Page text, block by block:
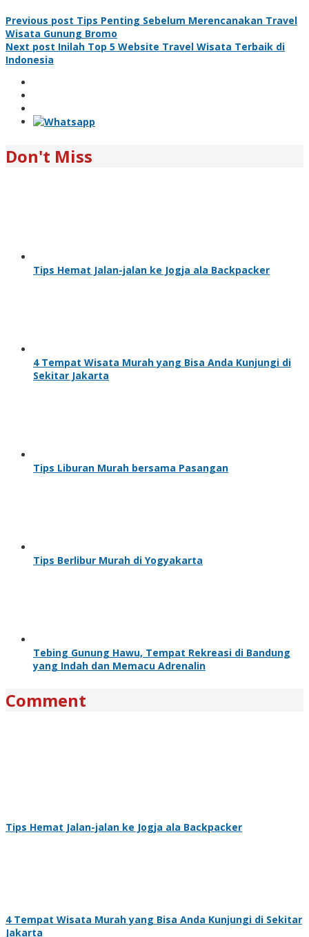
Previous post Tips Penting Sebelum Merencanakan Travel
Wisata Gunung Bromo
Next post Inilah Top 5 Website Travel Wisata Terbaik di
Indonesia
Don't Miss
Tips Hemat Jalan-jalan ke Jogja ala Backpacker
4 Tempat Wisata Murah yang Bisa Anda Kunjungi di
Sekitar Jakarta
Tips Liburan Murah bersama Pasangan
Tips Berlibur Murah di Yogyakarta
Tebing Gunung Hawu, Tempat Rekreasi di Bandung
yang Indah dan Memacu Adrenalin
Comment
Tips Hemat Jalan-jalan ke Jogja ala Backpacker
4 Tempat Wisata Murah yang Bisa Anda Kunjungi di Sekitar
Jakarta